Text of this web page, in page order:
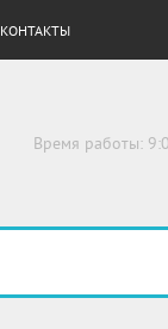
КОНТАКТЫ
Время работы: